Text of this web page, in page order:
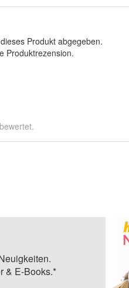
Produkt abgegeben.
Produktrezension.
& E-Books.*